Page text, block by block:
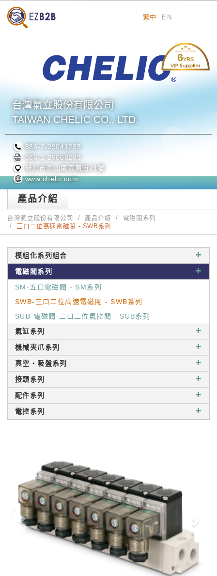
繁中 EN
6YRS
台灣氣立股份有限公司
TAIWAN CHELIC CO., LTD.
886-2-29041235
886-2-29068203
新北市泰山區貴鳳街21號
www.chelic.com
產品介紹
台灣氣立股份有限公司 產品介紹
電磁閥系列
三口二位高速電磁閥 - SWB系列
模組化系列組合
電磁閥系列
SM-五口電磁閥 - SM系列
SWB-三口二位高速電磁閥 - SWB系列
SUB-電磁閥-二口二位氣控閥 - SUB系列
氣缸系列
機械夾爪系列
真空‧吸盤系列
接頭系列
配件系列
電控系列